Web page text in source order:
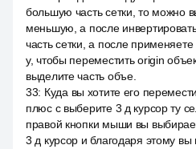
большую часть сетки, то можно
меньшую, а после
часть сетки, а после
y, чтобы переместить origin
выделите часть объе.
33: Куда вы хотите его
плюс с выберите 3 д курсор ту
правой кнопки мыши вы
3 д курсор и благодаря этому